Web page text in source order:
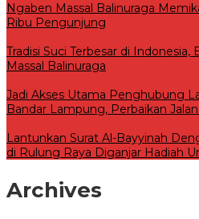
Ngaben Massal Balinuraga
Ribu Pengunjung
Tradisi Suci Terbesar di
Massal Balinuraga
Jadi Akses Utama Penghubung
Bandar Lampung, Perbaikan
Lantunkan Surat Al-Bayyinah
di Rulung Raya Diganjar Hadiah
Archives